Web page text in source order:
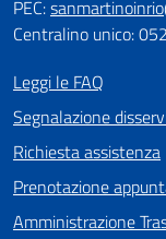
PEC:
Centralino unico:
Leggi le FAQ
Segnalazione
Richiesta assistenza
Prenotazione
Amministrazione